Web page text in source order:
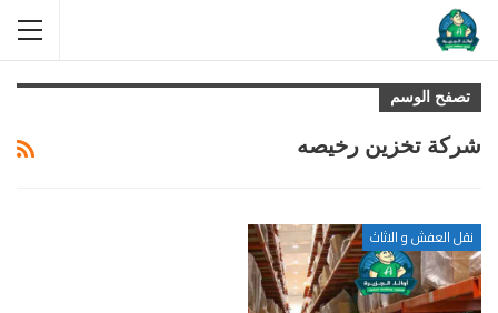
تصفح الوسم
شركة تخزين رخيصه
نقل العفش و الاثاث